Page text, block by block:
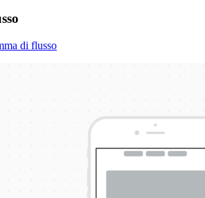
di flusso